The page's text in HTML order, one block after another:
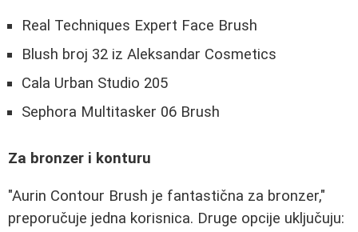
Real Techniques Expert Face Brush
Blush broj 32 iz Aleksandar Cosmetics
Cala Urban Studio 205
Sephora Multitasker 06 Brush
Za bronzer i konturu
"Aurin Contour Brush je fantastična za bronzer,"
preporučuje jedna korisnica. Druge opcije uključuju: